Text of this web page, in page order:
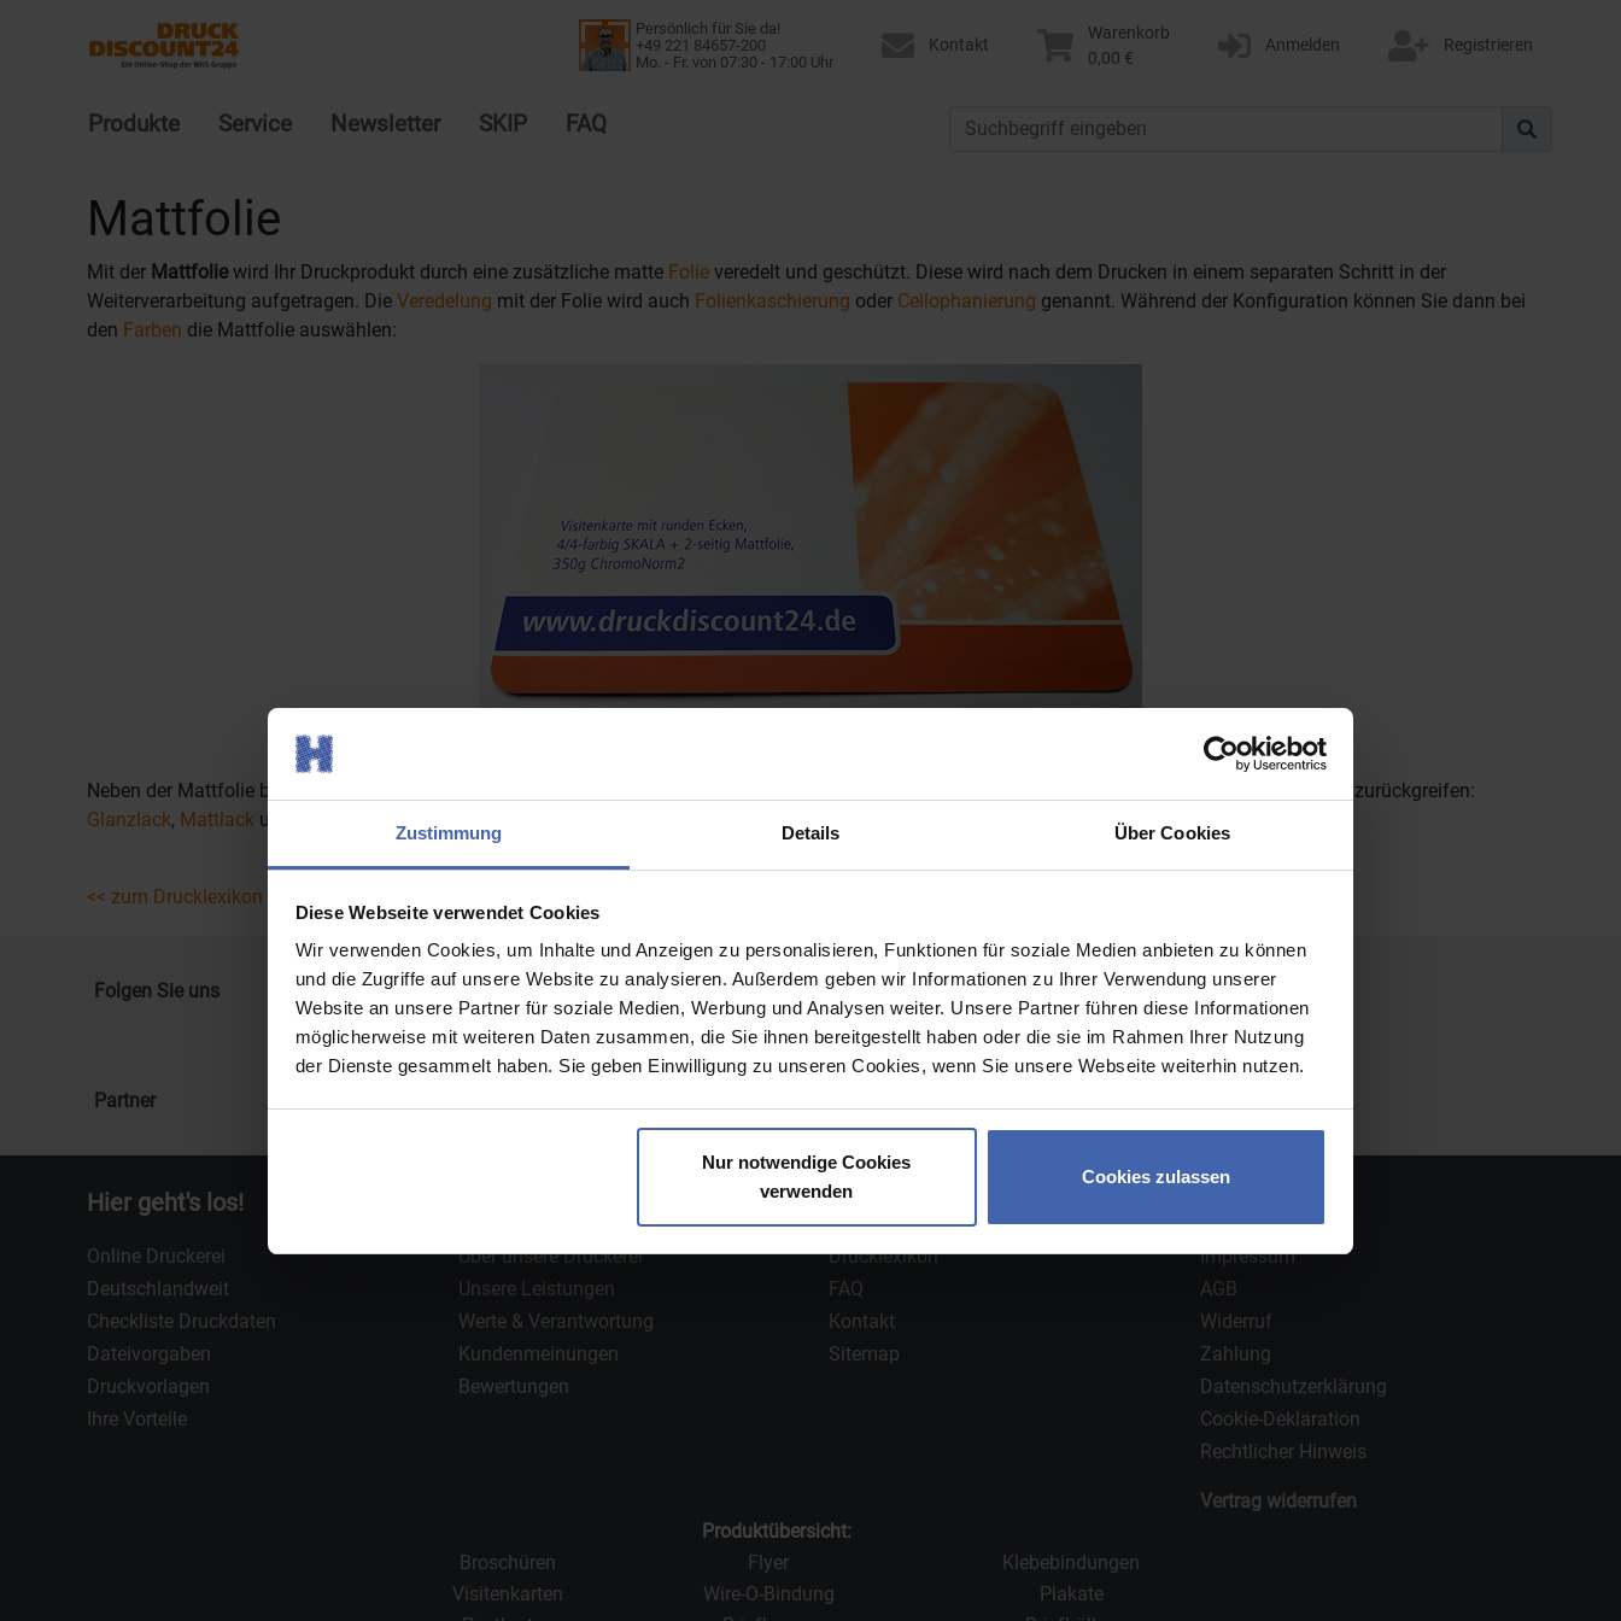
Zustimmung Details Über Cookies
Diese Webseite verwendet Cookies
Wir verwenden Cookies, um Inhalte und Anzeigen zu personalisieren, Funktionen für soziale Medien anbieten zu können
und die Zugriffe auf unsere Website zu analysieren. Außerdem geben wir Informationen zu Ihrer Verwendung unserer
Website an unsere Partner für soziale Medien, Werbung und Analysen weiter. Unsere Partner führen diese Informationen
möglicherweise mit weiteren Daten zusammen, die Sie ihnen bereitgestellt haben oder die sie im Rahmen Ihrer Nutzung
der Dienste gesammelt haben. Sie geben Einwilligung zu unseren Cookies, wenn Sie unsere Webseite weiterhin nutzen.
Nur notwendige Cookies
verwenden
Cookies zulassen
Persönlich für Sie da!
+49 221 84657-200
Mo. - Fr. von 07:30 - 17:00 Uhr
Kontakt
Warenkorb
0,00 €
Anmelden Registrieren
Produkte Service Newsletter SKIP FAQ
Mattfolie
Mit der Mattfoliewird Ihr Druckprodukt durch eine zusätzliche matte Folie veredelt und geschützt. Diese wird nach dem Drucken in einem separaten Schritt in der
Weiterverarbeitung aufgetragen. Die Veredelung mit der Folie wird auch Folienkaschierung oder Cellophanierung genannt. Während der Konfiguration können Sie dann bei
den Farben die Mattfolie auswählen:
Neben der Mattfolie bieten wir Ihnen auch eine
oder eine Lackierung zurückgreifen:
Glanzlack, Mattlack und
<< zum Drucklexikon
Folgen Sie uns
Partner
Hier geht's los!
Online Druckerei
Deutschlandweit
Checkliste Druckdaten
Dateivorgaben
Druckvorlagen
Ihre Vorteile
Über unsere Druckerei
Unsere Leistungen
Werte & Verantwortung
Kundenmeinungen
Bewertungen
Hilfe
Drucklexikon
FAQ
Kontakt
Sitemap
Impressum
AGB
Widerruf
Zahlung
Datenschutzerklärung
Cookie-Deklaration
Rechtlicher Hinweis
Vertrag widerrufen
Produktübersicht:
Broschüren
Flyer
Klebebindungen
Visitenkarten
Wire-O-Bindung
Plakate